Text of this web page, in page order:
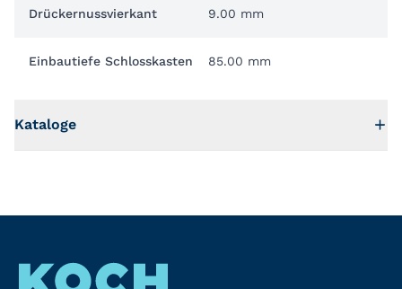
Drückernussvierkant 9.00 mm
Einbautiefe Schlosskasten 85.00 mm
Kataloge